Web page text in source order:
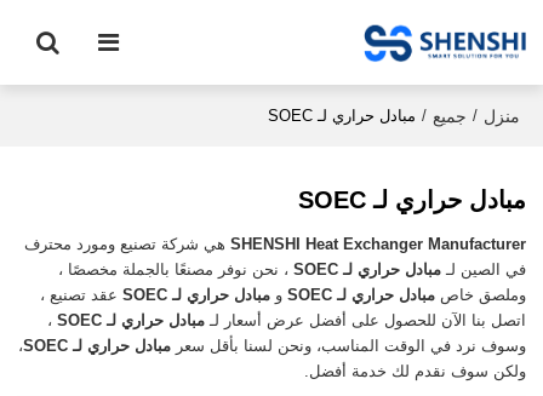
منزل / جميع / مبادل حراري لـ SOEC
مبادل حراري لـ SOEC
SHENSHI Heat Exchanger Manufacturer​ هي شركة تصنيع ومورد محترف
في الصين لـمبادل حراري لـ SOEC
، نحن نوفر مصنعًا بالجملة مخصصًا ،
وملصق خاصمبادل حراري لـ SOEC ومبادل حراري لـ SOEC
عقد تصنيع ،
اتصل بنا الآن للحصول على أفضل عرض أسعار لـمبادل حراري لـ SOEC
،
وسوف نرد في الوقت المناسب، ونحن لسنا بأقل سعرمبادل حراري لـ SOEC
،
ولكن سوف نقدم لك خدمة أفضل.